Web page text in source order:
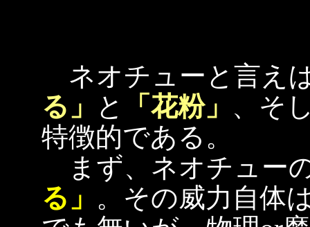
ネオチューと言え
る」
と 「花粉」 、そ
特徴的である。
まず、ネオチュー
る」 。その威力自体